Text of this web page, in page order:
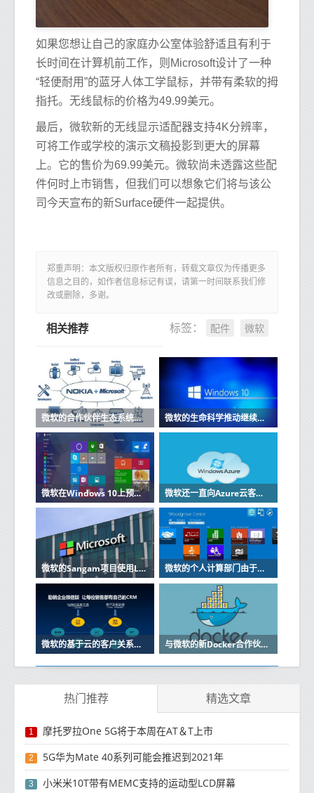
如果您想让自己的家庭办公室体验舒适且有利于
长时间在计算机前工作，则Microsoft设计了一种
“轻便耐用”的蓝牙人体工学鼠标，并带有柔软的拇
指托。无线鼠标的价格为49.99美元。
最后，微软新的无线显示适配器支持4K分辨率，
可将工作或学校的演示文稿投影到更大的屏幕
上。它的售价为69.99美元。微软尚未透露这些配
件何时上市销售，但我们可以想象它们将与该公
司今天宣布的新Surface硬件一起提供。
郑重声明：本文版权归原作者所有，转载文章仅为传播更多
信息之目的，如作者信息标记有误，请第一时间联系我们修
改或删除，多谢。
标签： 配件 微软
相关推荐
微软的合作伙伴生态系统为GDPR做准备 微软的生命科学推动继续与Parexel合作
微软在Windows 10上预览节省空间的OneDrive功能 微软还一直向Azure云客户提供在GPU加速的虚拟机上运行其应用程序的选项
微软的Sangam项目使用LinkedIn缩小技能差距 微软的个人计算部门由于该公司电话业务下滑而遭受挫折
微软的基于云的客户关系管理软件Dynamics CRM Online将紧随其后 与微软的新Docker合作伙伴关系是对工作的扩展该工作于今年初开始
热门推荐 精选文章
1 摩托罗拉One 5G将于本周在AT＆T上市
2 5G华为Mate 40系列可能会推迟到2021年
3 小米米10T带有MEMC支持的运动型LCD屏幕